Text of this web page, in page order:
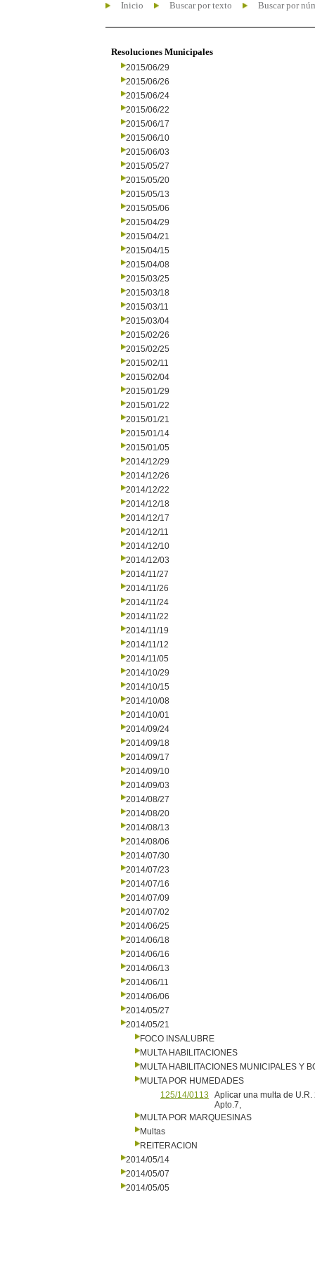
Inicio Buscar por texto Buscar por
Resoluciones Municipales
2015/06/29
2015/06/26
2015/06/24
2015/06/22
2015/06/17
2015/06/10
2015/06/03
2015/05/27
2015/05/20
2015/05/13
2015/05/06
2015/04/29
2015/04/21
2015/04/15
2015/04/08
2015/03/25
2015/03/18
2015/03/11
2015/03/04
2015/02/26
2015/02/25
2015/02/11
2015/02/04
2015/01/29
2015/01/22
2015/01/21
2015/01/14
2015/01/05
2014/12/29
2014/12/26
2014/12/22
2014/12/18
2014/12/17
2014/12/11
2014/12/10
2014/12/03
2014/11/27
2014/11/26
2014/11/24
2014/11/22
2014/11/19
2014/11/12
2014/11/05
2014/10/29
2014/10/15
2014/10/08
2014/10/01
2014/09/24
2014/09/18
2014/09/17
2014/09/10
2014/09/03
2014/08/27
2014/08/20
2014/08/13
2014/08/06
2014/07/30
2014/07/23
2014/07/16
2014/07/09
2014/07/02
2014/06/25
2014/06/18
2014/06/16
2014/06/13
2014/06/11
2014/06/06
2014/05/27
2014/05/21
FOCO INSALUBRE
MULTA HABILITACIONES
MULTA HABILITACIONES MUNICIPALES Y
MULTA POR HUMEDADES
125/14/0113
Aplicar una multa de U.R.
Apto.7,
MULTA POR MARQUESINAS
Multas
REITERACION
2014/05/14
2014/05/07
2014/05/05